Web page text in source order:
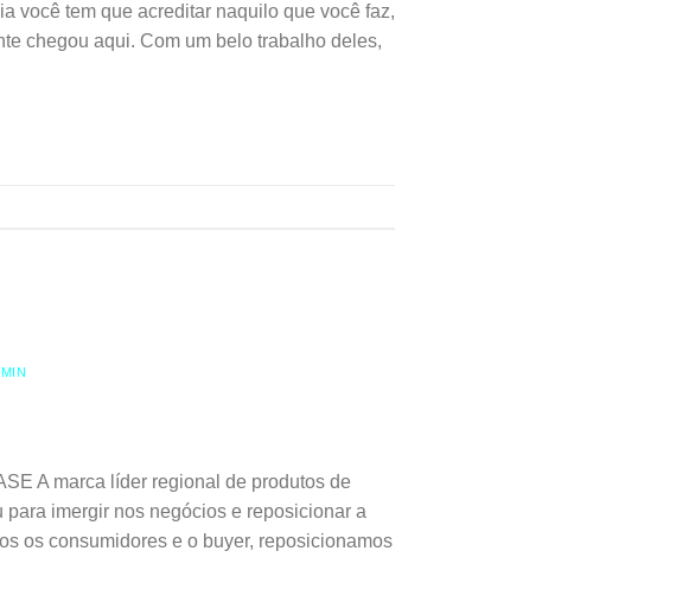
você tem que acreditar naquilo que você faz,
chegou aqui. Com um belo trabalho deles,
A marca líder regional de produtos de
imergir nos negócios e reposicionar a
os consumidores e o buyer, reposicionamos